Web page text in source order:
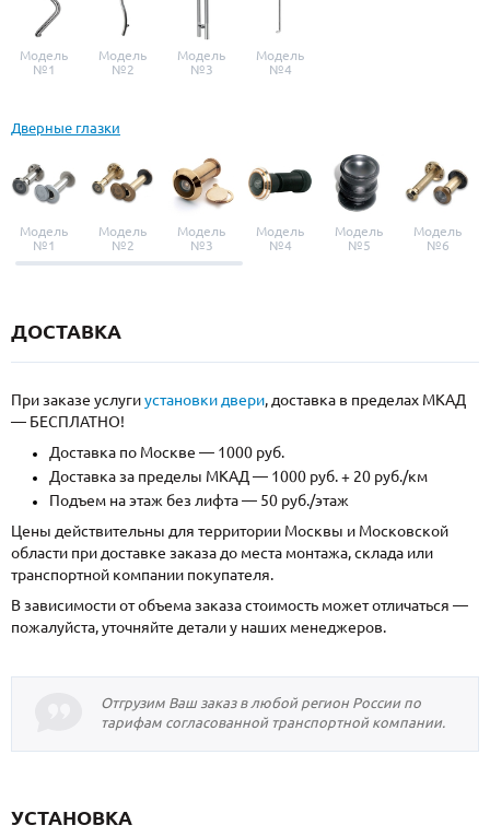
Модель
№1
Модель
№2
Модель
№3
Модель
№4
Дверные глазки
Модель
№1
Модель
№2
Модель
№3
Модель
№4
Модель
№5
Модель
№6
ДОСТАВКА
При заказе услугиустановки двери, доставка в пределах МКАД
— БЕСПЛАТНО!
Доставка по Москве — 1000 руб.
Доставка за пределы МКАД — 1000 руб. + 20 руб./км
Подъем на этаж без лифта — 50 руб./этаж
Цены действительны для территории Москвы и Московской
области при доставке заказа до места монтажа, склада или
транспортной компании покупателя.
В зависимости от объема заказа стоимость может отличаться —
пожалуйста, уточняйте детали у наших менеджеров.
Отгрузим Ваш заказ в любой регион России по
тарифам согласованной транспортной компании.
УСТАНОВКА